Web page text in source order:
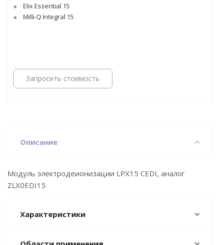
Elix Essential 15
Milli-Q Integral 15
Запросить стоимость
Описание
Модуль электродеионизации LPX15 CEDI, аналог
ZLX0EDI15
Характеристики